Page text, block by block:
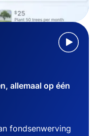
allemaal op één
fondsenwerving